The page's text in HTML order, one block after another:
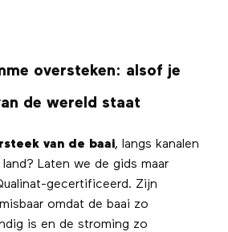
oversteken: alsof je
de wereld staat
van de baai, langs kanalen
Laten we de gids maar
gecertificeerd. Zijn
omdat de baai zo
is en de stroming zo